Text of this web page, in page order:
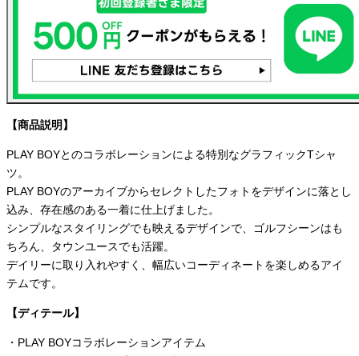
【商品説明】
PLAY BOYとのコラボレーションによる特別なグラフィックTシャ
ツ。
PLAY BOYのアーカイブからセレクトしたフォトをデザインに落とし
込み、存在感のある一着に仕上げました。
シンプルなスタイリングでも映えるデザインで、ゴルフシーンはも
ちろん、タウンユースでも活躍。
デイリーに取り入れやすく、幅広いコーディネートを楽しめるアイ
テムです。
【ディテール】
・PLAY BOYコラボレーションアイテム